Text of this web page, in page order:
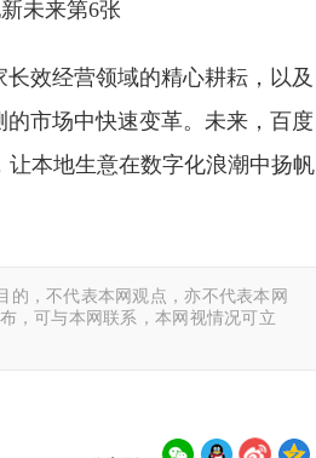
长效经营领域的精心耕耘，以及
市场中快速变革。未来，百度
本地生意在数字化浪潮中扬帆
的，不代表本网观点，亦不代表本网
，可与本网联系，本网视情况可立